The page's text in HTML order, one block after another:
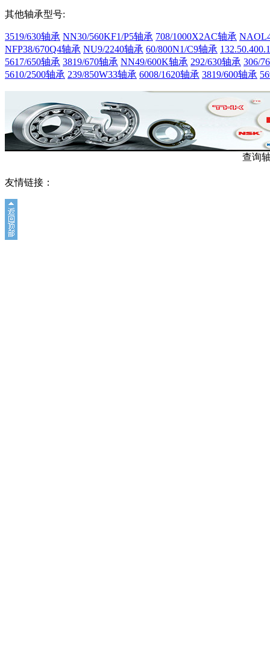
其他轴承型号:
3519/630轴承 NN30/560KF1/P5轴承 708/1000X2AC轴承
NFP38/670Q4轴承 NU9/2240轴承 60/800N1/C9轴承
5617/650轴承 3819/670轴承 NN49/600K轴承 292/630轴承 306/
5610/2500轴承 239/850W33轴承 6008/1620轴承 3819/600轴承
查询
友情链接：